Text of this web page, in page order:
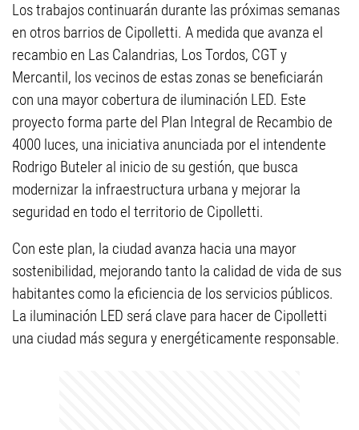
Los trabajos continuarán durante las próximas semanas
en otros barrios de Cipolletti. A medida que avanza el
recambio en Las Calandrias, Los Tordos, CGT y
Mercantil, los vecinos de estas zonas se beneficiarán
con una mayor cobertura de iluminación LED. Este
proyecto forma parte del Plan Integral de Recambio de
4000 luces, una iniciativa anunciada por el intendente
Rodrigo Buteler al inicio de su gestión, que busca
modernizar la infraestructura urbana y mejorar la
seguridad en todo el territorio de Cipolletti.
Con este plan, la ciudad avanza hacia una mayor
sostenibilidad, mejorando tanto la calidad de vida de sus
habitantes como la eficiencia de los servicios públicos.
La iluminación LED será clave para hacer de Cipolletti
una ciudad más segura y energéticamente responsable.